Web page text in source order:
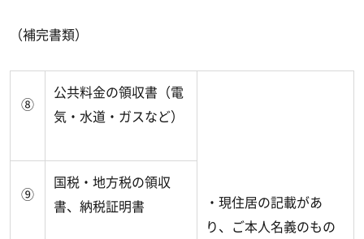
（補完書類）
⑧
公共料金の領収書（電
気・水道・ガスなど）
・現住居の記載があ
り、ご本人名義のもの
⑨
国税・地方税の領収
書、納税証明書